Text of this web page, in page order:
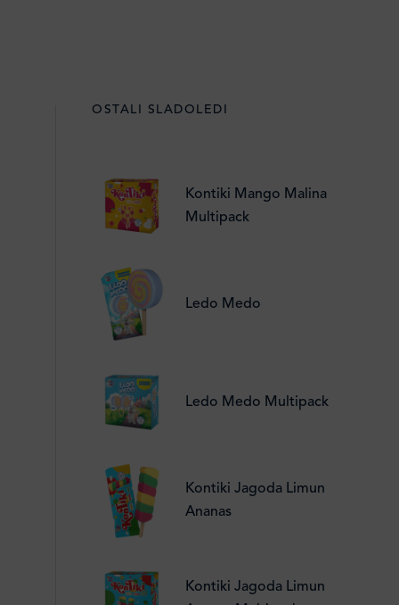
OSTALI SLADOLEDI
Kontiki Mango Malina
Multipack
Ledo Medo
Ledo Medo Multipack
Kontiki Jagoda Limun
Ananas
Kontiki Jagoda Limun